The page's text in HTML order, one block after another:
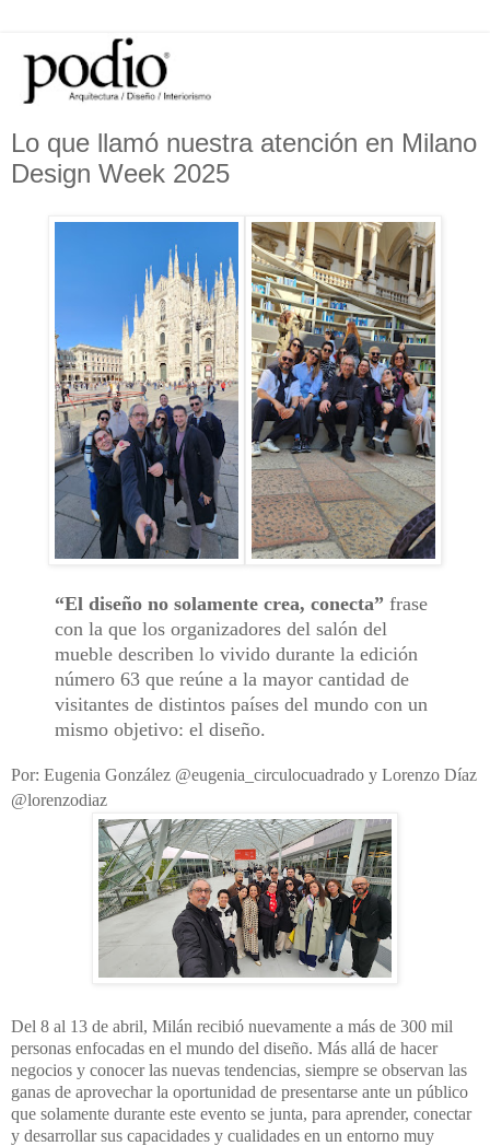
Lo que llamó nuestra atención en Milano
Design Week 2025
“El diseño no solamente crea, conecta” frase
con la que los organizadores del salón del
mueble describen lo vivido durante la edición
número 63 que reúne a la mayor cantidad de
visitantes de distintos países del mundo con un
mismo objetivo: el diseño.
Por: Eugenia González @eugenia_circulocuadrado y Lorenzo Díaz
@lorenzodiaz
Del 8 al 13 de abril, Milán recibió nuevamente a más de 300 mil
personas enfocadas en el mundo del diseño. Más allá de hacer
negocios y conocer las nuevas tendencias, siempre se observan las
ganas de aprovechar la oportunidad de presentarse ante un público
que solamente durante este evento se junta, para aprender, conectar
y desarrollar sus capacidades y cualidades en un entorno muy